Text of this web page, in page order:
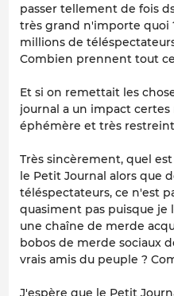
passer tellement de fois
très grand n'importe quoi
millions de
Combien prennent tout
Et si on remettait les
journal a un impact
éphémère et très restreint
Très sincèrement, quel
le Petit Journal alors que
téléspectateurs, ce n'est
quasiment pas puisque je
une chaîne de merde
bobos de merde sociaux
vrais amis du peuple ?
J'espère que le Petit